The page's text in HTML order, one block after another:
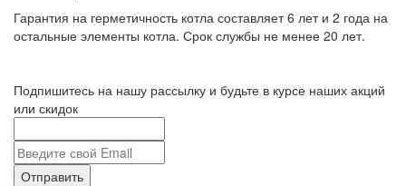
Гарантия на герметичность котла составляет 6 лет и 2 года на
остальные элементы котла. Срок службы не менее 20 лет.
Подпишитесь на нашу рассылку и будьте в курсе наших акций
или скидок
Отправить